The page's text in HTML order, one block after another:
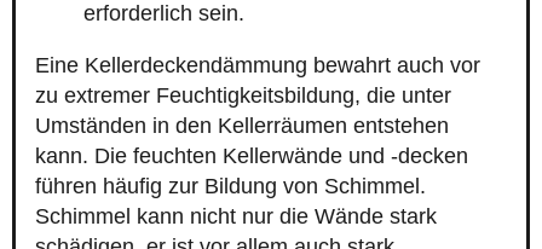
erforderlich sein.
Eine Kellerdeckendämmung bewahrt auch vor
zu extremer Feuchtigkeitsbildung, die unter
Umständen in den Kellerräumen entstehen
kann. Die feuchten Kellerwände und -decken
führen häufig zur Bildung von Schimmel.
Schimmel kann nicht nur die Wände stark